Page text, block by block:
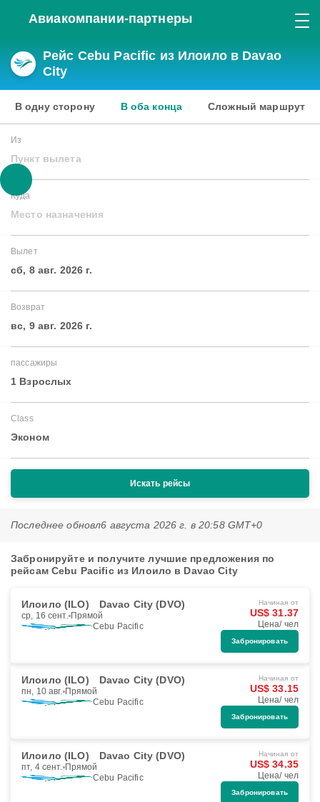
Авиакомпании-партнеры
Рейс Cebu Pacific из Илоило в Davao
City
В одну сторону В оба конца Сложный маршрут
Из
Пункт вылета
Куда
Место назначения
Вылет
сб, 8 авг. 2026 г.
Возврат
вс, 9 авг. 2026 г.
пассажиры
1 Взрослых
Class
Эконом
Искать рейсы
Последнее обновл6 августа 2026 г. в 20:58 GMT+0
Забронируйте и получите лучшие предложения по
рейсам Cebu Pacific из Илоило в Davao City
Илоило (ILO) Davao City (DVO)
ср, 16 сент. Прямой
Cebu Pacific
Начиная от
US$ 31.37
Цена/ чел
Забронировать
Илоило (ILO) Davao City (DVO)
пн, 10 авг. Прямой
Cebu Pacific
Начиная от
US$ 33.15
Цена/ чел
Забронировать
Илоило (ILO) Davao City (DVO)
пт, 4 сент. Прямой
Cebu Pacific
Начиная от
US$ 34.35
Цена/ чел
Забронировать